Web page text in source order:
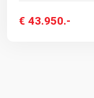
€ 43.950.-